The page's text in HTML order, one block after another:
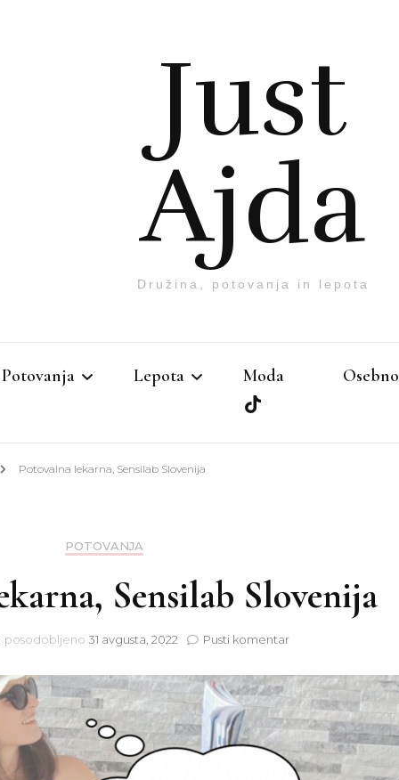
Just
Ajda
Družina, potovanja in lepota
Potovanja
Hotel
Lepota
Nohti
Moda Osebno
Potovalna lekarna, Sensilab Slovenija
POTOVANJA
Sensilab Slovenija
posodobljeno 31 avgusta, 2022 Pusti komentarna
lekarna,
Sensilab
Slovenija